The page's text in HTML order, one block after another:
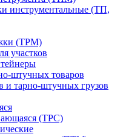
инструментальные (ТП,
(ТРМ)
участков
штучных товаров
и тарно-штучных грузов
(ТРС)